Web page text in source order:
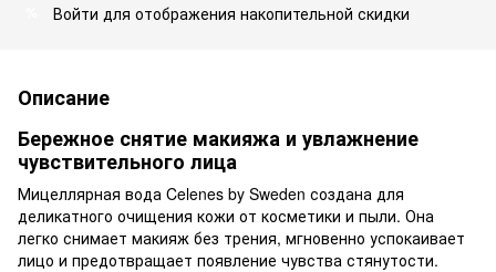
Войти для отображения накопительной скидки
Описание
Бережное снятие макияжа и увлажнение
чувствительного лица
Мицеллярная вода Celenes by Sweden создана для
деликатного очищения кожи от косметики и пыли. Она
легко снимает макияж без трения, мгновенно успокаивает
лицо и предотвращает появление чувства стянутости.